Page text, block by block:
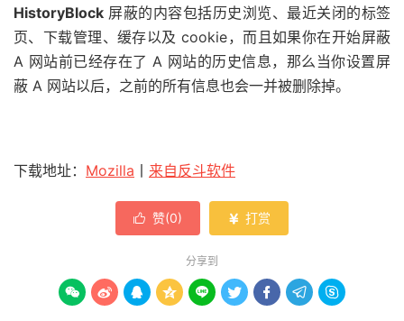
HistoryBlock 屏蔽的内容包括历史浏览、最近关闭的标签
页、下载管理、缓存以及 cookie，而且如果你在开始屏蔽
A 网站前已经存在了 A 网站的历史信息，那么当你设置屏
蔽 A 网站以后，之前的所有信息也会一并被删除掉。
下载地址： Mozilla 丨 来自反斗软件
 赞(0)  打赏
分享到
        